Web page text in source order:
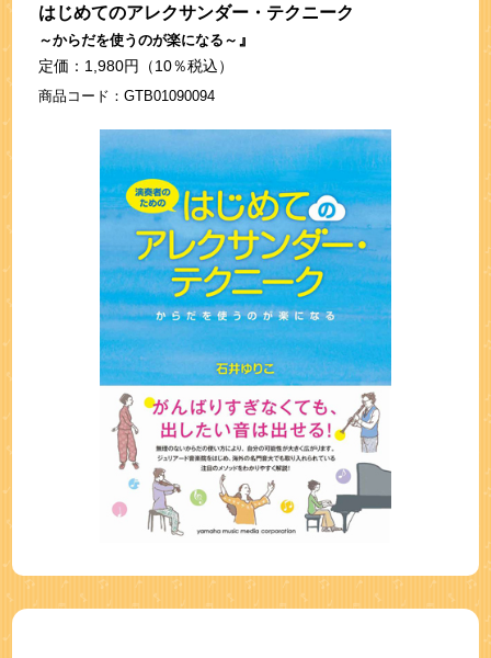
はじめてのアレクサンダー・テクニーク
～からだを使うのが楽になる～ 』
定価：1,980円（10％税込）
商品コード：GTB01090094